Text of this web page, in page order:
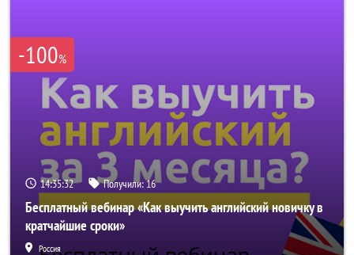
-100%
14:35:29 Получили:16
Бесплатный вебинар «Как выучить английский новичку в
кратчайшие сроки»
Россия